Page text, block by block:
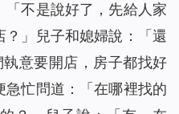
不是說好了，先給人家
」兒子和媳婦說：「還
意要開店，房子都找好
忙問道：「在哪裡找的